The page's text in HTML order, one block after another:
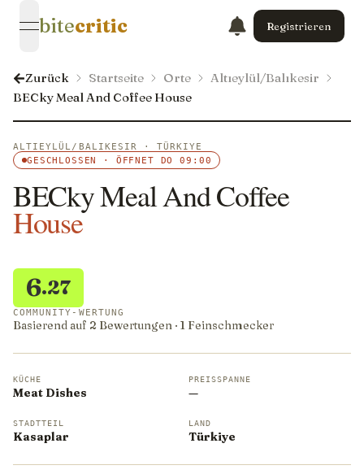
open navigation menu
bitecritic Registrieren
Zurück Startseite Orte
Altıeylül/Balıkesir
BECky Meal And Coffee House
ALTIEYLÜL/BALIKESIR · TÜRKIYE
GESCHLOSSEN · ÖFFNET DO 09:00
BECky Meal And Coffee
House
6.27
COMMUNITY-WERTUNG
Basierend auf 2 Bewertungen · 1 Feinschmecker
KÜCHE
Meat Dishes
PREISSPANNE
—
STADTTEIL
Kasaplar
LAND
Türkiye